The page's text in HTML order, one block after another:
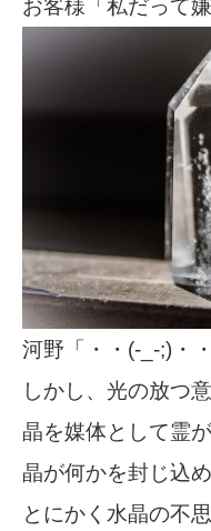
お客様「私だって
河野「・・(-_-;)・
しかし、光の放つ
晶を媒体として霊
晶が何かを封じ込
とにかく水晶の不